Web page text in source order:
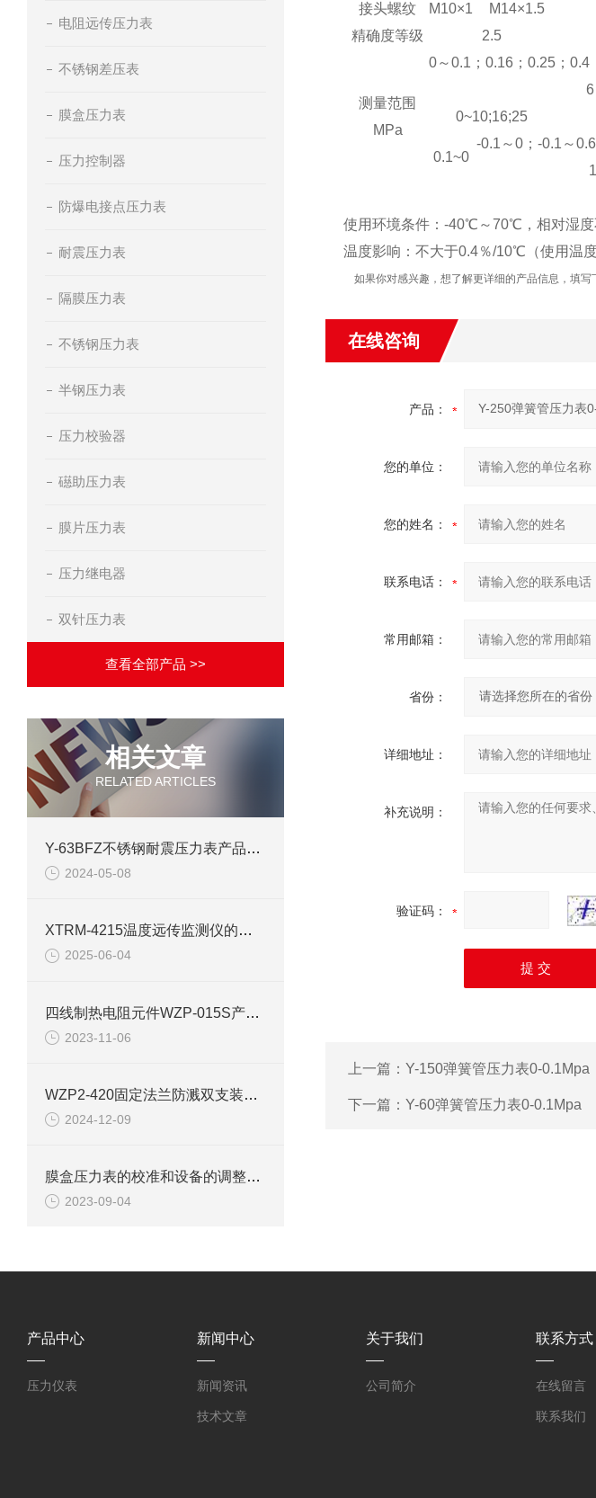
电阻远传压力表
不锈钢差压表
膜盒压力表
压力控制器
防爆电接点压力表
耐震压力表
隔膜压力表
不锈钢压力表
半钢压力表
压力校验器
礠助压力表
膜片压力表
压力继电器
双针压力表
查看全部产品 >>
相关文章
RELATED ARTICLES
Y-63BFZ不锈钢耐震压力表产品介绍
2024-05-08
XTRM-4215温度远传监测仪的用途
2025-06-04
四线制热电阻元件WZP-015S产品介绍
2023-11-06
WZP2-420固定法兰防溅双支装配式热电阻
2024-12-09
膜盒压力表的校准和设备的调整该怎么进行？
2023-09-04
接头螺纹 M10×1 M14×1.5
精确度等级
2.5
测量范围
MPa
0～0.1 ；0.16 ；0.25 ；0.4
6
0~10;16;25
0.1~0
-0.1～0；-0.1～
使用环境条件：-40℃～70℃，相对湿
温度影响：不大于0.4％/10℃ （使用温
如果你对感兴趣，想了解更详细的产品信息，填写
在线咨询
产品：
您的单位：
您的姓名：
联系电话：
常用邮箱：
省份：
详细地址：
补充说明：
验证码：
上一篇： Y-150弹簧管压力表0-0.1Mpa
下一篇： Y-60弹簧管压力表0-0.1Mpa
产品中心
压力仪表
新闻中心
新闻资讯
技术文章
关于我们
公司简介
联系方式
在线留言
联系我们